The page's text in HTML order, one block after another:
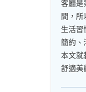
客廳是
間，所
生活習
簡約、
本文就
舒適美